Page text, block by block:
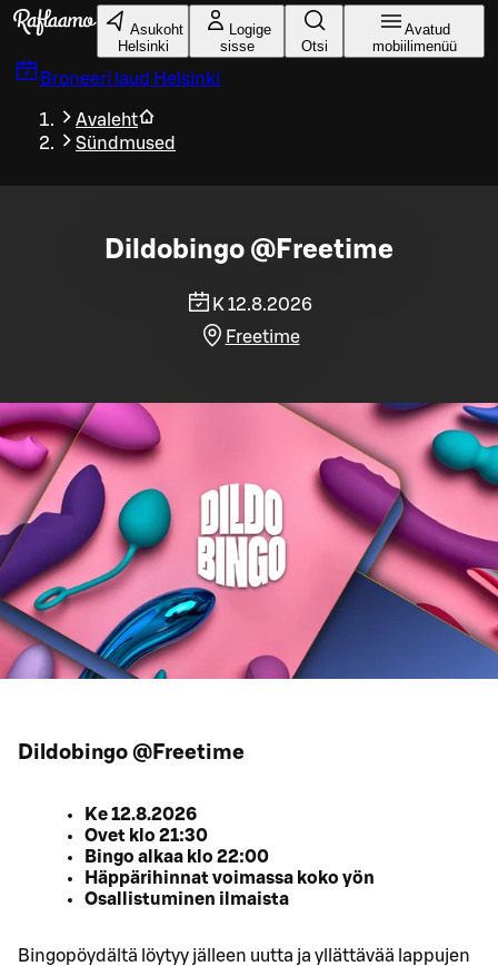
Liigu peamise sisu juurde
Asukoht
Helsinki
Logige
sisse
Otsi
Avatud
mobiilimenüü
Broneeri laud Helsinki
Avaleht
Sündmused
Dildobingo @Freetime
K 12.8.2026
Freetime
Dildobingo @Freetime
Ke 12.8.2026
Ovet klo 21:30
Bingo alkaa klo 22:00
Häppärihinnat voimassa koko yön
Osallistuminen ilmaista
Bingopöydältä löytyy jälleen uutta ja yllättävää lappujen